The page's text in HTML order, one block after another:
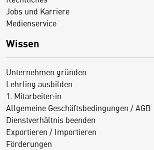
Jobs und Karriere
Medienservice
Wissen
Unternehmen gründen
Lehrling ausbilden
1. Mitarbeiter:in
Allgemeine Geschäftsbedingungen / AGB
Dienstverhältnis beenden
Exportieren / Importieren
Förderungen